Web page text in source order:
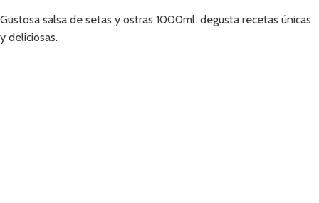
Gustosa salsa de setas y ostras 1000ml. degusta recetas únicas
y deliciosas.